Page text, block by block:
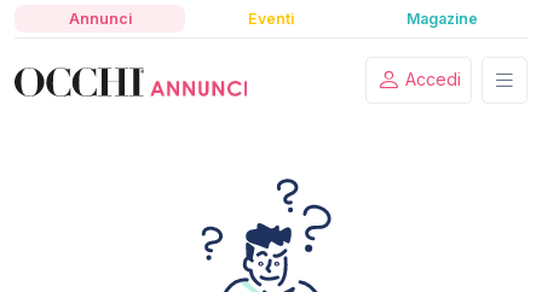
Annunci Eventi Magazine
Accedi